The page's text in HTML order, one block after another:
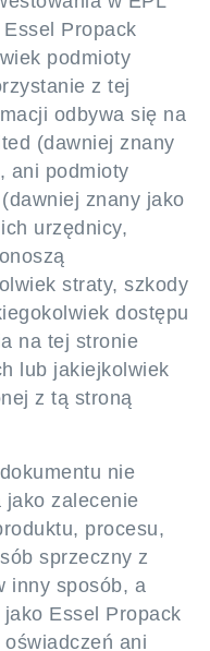
Propack
podmioty
z tej
odbywa się na
(dawniej znany
ani podmioty
znany jako
urzędnicy,
straty, szkody
dostępu
na tej stronie
lub jakiejkolwiek
z tą stroną
nie
jako zalecenie
procesu,
sprzeczny z
inny sposób, a
Essel Propack
oświadczeń ani